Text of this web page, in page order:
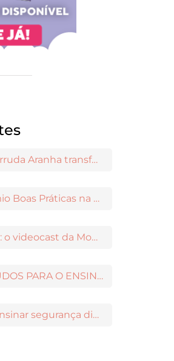
Maria Lúcia de Arruda Aranha transformou o ensino de Filosofia no Brasil
Conheça o Prêmio Boas Práticas na Escola
PNLD Na Prática: o videocast da Moderna para apoiar a escolha das obras aprovadas
NOVOS CONTEÚDOS PARA O ENSINO MÉDIO DISPONÍVEIS NO MODERNAMIGOS
Dinâmica para ensinar segurança digital nos Anos Iniciais